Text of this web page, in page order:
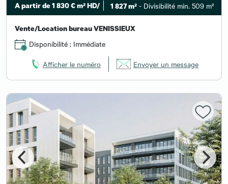
A partir de 1 830 € m² HD/ 1 827 m²- Divisibilité min. 509 m²
Vente/Location bureau VENISSIEUX
Disponibilité : Immédiate
Afficher le numéro Envoyer un message